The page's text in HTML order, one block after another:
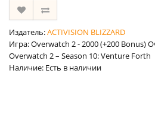
Издатель:ACTIVISION BLIZZARD
Игра: Overwatch 2 - 2000 (+200 Bonus)
Overwatch 2 – Season 10: Venture Forth
Наличие: Есть в наличии